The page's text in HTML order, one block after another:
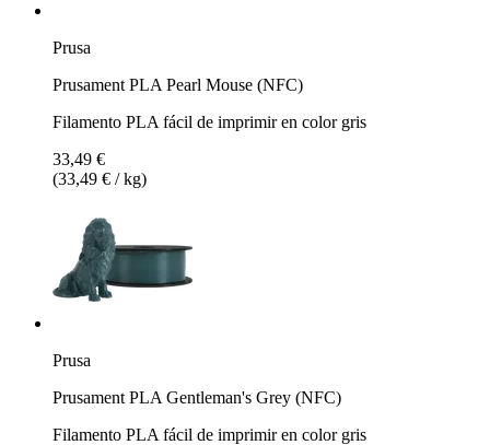
Prusa
Prusament PLA Pearl Mouse (NFC)
Filamento PLA fácil de imprimir en color gris
33,49 €
(33,49 € / kg)
Prusa
Prusament PLA Gentleman's Grey (NFC)
Filamento PLA fácil de imprimir en color gris